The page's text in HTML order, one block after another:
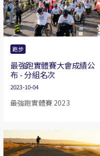
Unforgettable
Marathon，但不管是那個名
字，都足以反映這場賽事的
特別之處──奇妙和令人難
忘。
跑步
最強跑實體賽大會成績公
布 - 分組名次
2023-10-04
最強跑實體賽 2023